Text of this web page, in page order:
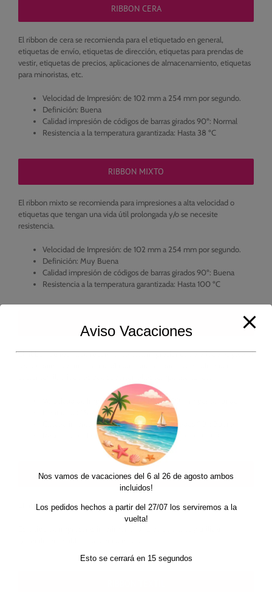
RIBBON CERA
El ribbon de cera se recomienda para el etiquetado en general,
etiquetas de envío, etiquetas de dirección, etiquetas para prendas de
vestir, etiquetas de precios, aplicaciones de almacenamiento, etiquetas
para minoristas, etc.
Velocidad de Impresión: de 102 mm a 254 mm por segundo.
Definición: Buena
Calidad impresión de códigos de barras girados 90º: Normal
Resistencia a la temperatura garantizada: Hasta 38 ºC
RIBBON MIXTO
El ribbon mixto se recomienda para impresiones a alta velocidad o
etiquetas que tengan una vida útil prolongada y/o se necesite
resistencia.
Velocidad de Impresión: de 102 mm a 254 mm por segundo.
Definición: Muy Buena
Calidad impresión de códigos de barras girados 90º: Buena
Resistencia a la temperatura garantizada: Hasta 100 ºC
El ribbon de resina se recomienda para impresiones de etiquetas para el
Velocidad de Impresión: de 102 mm a 150 mm por segundo.
Definición: Muy Buena
Calidad impresión de códigos de barras girados 90º: Buena
Resistencia a la temperatura garantizada: Hasta 200 ºC
RIBBON NEAR EDGE
El ribbon NEAR EDGE es para impresoras de cabezal inclinado.
Aviso Vacaciones
Nos vamos de vacaciones del 6 al 26 de agosto ambos
incluidos!
Los pedidos hechos a partir del 27/07 los serviremos a la
vuelta!
Esto se cerrará en 15segundos